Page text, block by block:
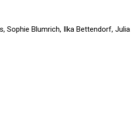
Sophie Blumrich, Ilka Bettendorf, Julia